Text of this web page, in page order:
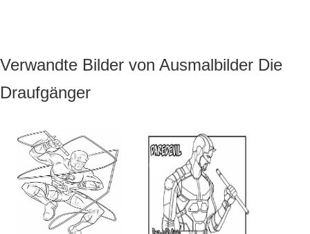
Verwandte Bilder von Ausmalbilder Die
Draufgänger